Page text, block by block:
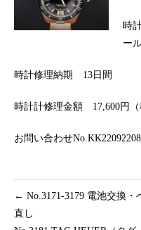
時
ール
時計修理納期 13日間
時計計修理金額 17,600円（
お問い合わせ
← No.3171-3179 電池交換
直し